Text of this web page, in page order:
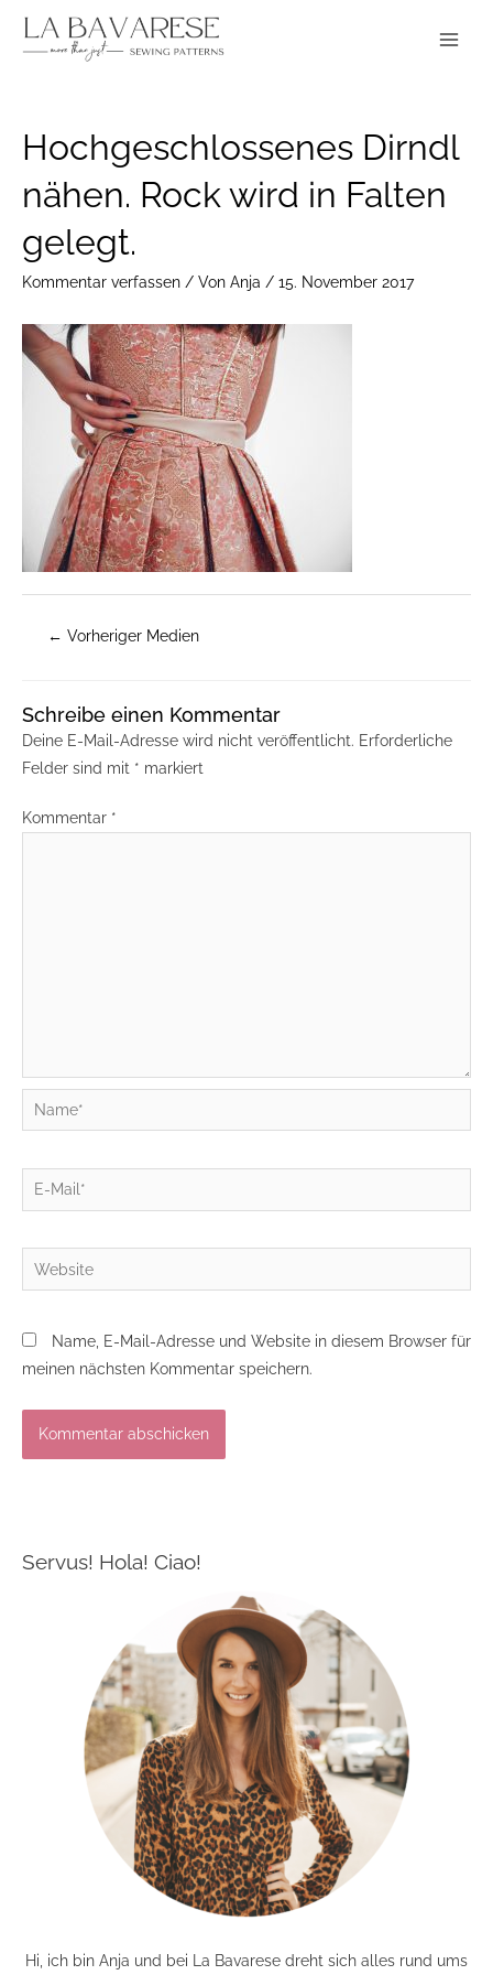
Inhalt
Hochgeschlossenes Dirndl
nähen. Rock wird in Falten
gelegt.
Kommentar verfassen / Von Anja / 15. November 2017
navigation
← Vorheriger Medien
Schreibe einen Kommentar
Deine E-Mail-Adresse wird nicht veröffentlicht. Erforderliche
Felder sind mit * markiert
Kommentar *
Name*
E-
Mail*
Website
Name, E-Mail-Adresse und Website in diesem Browser für
meinen nächsten Kommentar speichern.
Servus! Hola! Ciao!
Hi, ich bin Anja und bei La Bavarese dreht sich alles rund ums